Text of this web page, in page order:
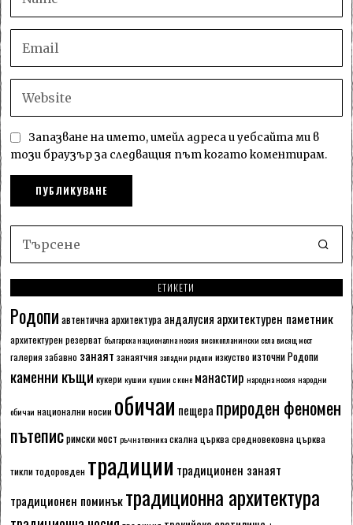
Запазване на името, имейл адреса и уебсайта ми в
този браузър за следващия път когато коментирам.
ЕТИКЕТИ
Родопи автентична архитектура андалусия архитектурен паметник
архитектурен резерват българска национална носия високопланински села висящ мост
галерия забавно занаят занаятчия западни родопи изкуство източни Родопи
каменни къщи кукери кушии кушии с коне манастир народна носия народни
обичаи национални носии обичаи пещера природен феномен
пътеписримски мост ръчна техника скална църквасредновековна църква
тикли тодоровден традиции традиционен занаят
традиционен поминъктрадиционна архитектура